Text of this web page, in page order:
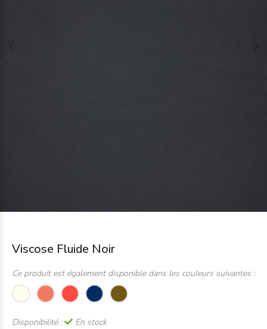
Viscose Fluide Noir
Ce produit est également disponible dans les couleurs suivantes :
Disponibilité :
En stock